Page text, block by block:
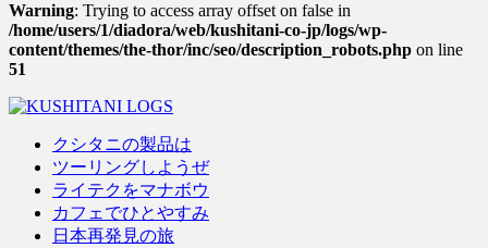
Warning: Trying to access array offset on false in
/home/users/1/diadora/web/kushitani-co-jp/logs/wp-
content/themes/the-thor/inc/seo/description_robots.php on line
51
クシタニの製品は
ツーリングしようぜ
ライテクをマナボウ
カフェでひとやすみ
日本再発見の旅